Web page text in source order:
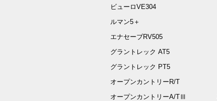
コルトプラス
コルトラリーアート
シャリオグランディス
ビューロVE304
ルマン5＋
エナセーブRV505
グラントレック AT5
グラントレック PT5
オープンカントリーR/T
オープンカントリーA/TⅢ